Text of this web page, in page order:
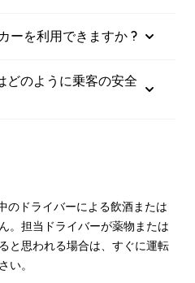
ーを利用できますか ?
のように乗客の安全
のドライバーによる飲酒または
。担当ドライバーが薬物または
と思われる場合は、すぐに運転
い。